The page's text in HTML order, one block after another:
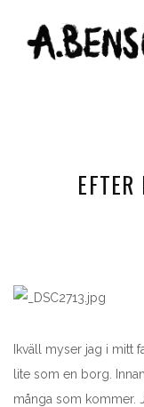
Ikväll myser jag i mitt
lite som en borg.
många som kommer.